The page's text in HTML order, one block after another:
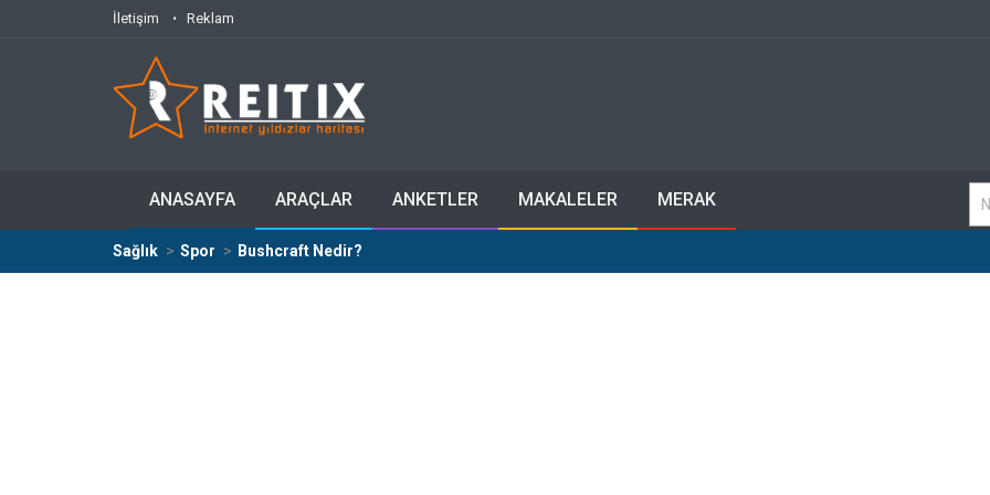
İletişim Reklam
ANASAYFA ARAÇLAR ANKETLER MAKALELER MERAK
Sağlık Spor Bushcraft Nedir?